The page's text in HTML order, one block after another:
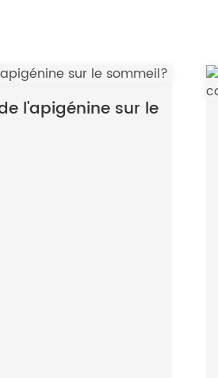
l'apigénine sur le